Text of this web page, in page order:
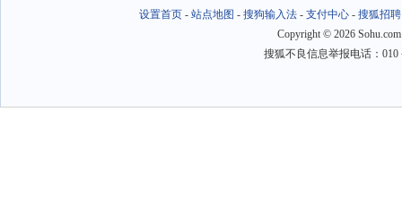
设置首页- 站点地图 - 搜狗输入法- 支付中心- 搜狐招聘
Copyright © 2026
搜狐不良信息举报电话：010